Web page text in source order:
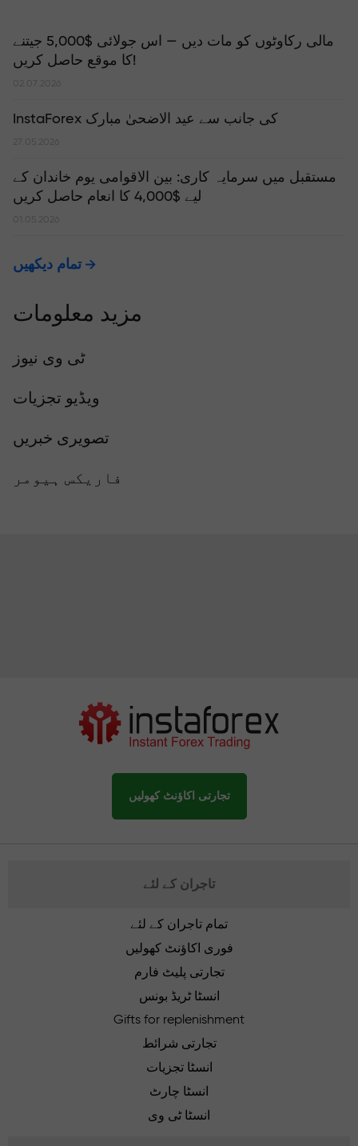
مالی رکاوٹوں کو مات دیں — اس جولائی $5,000 جیتنے
کا موقع حاصل کریں!
02.07.2026
InstaForex کی جانب سے عید الاضحیٰ مبارک
27.05.2026
مستقبل میں سرمایہ کاری: بین الاقوامی یوم خاندان کے
لیے $4,000 کا انعام حاصل کریں
01.05.2026
تمام دیکھیں
مزید معلومات
ٹی وی نیوز
ویڈیو تجزیات
تصویری خبریں
فاریکس ہیومر
تجارتی اکاؤنٹ کھولیں
تاجران کے لئے
تمام تاجران کے لئے
فوری اکاؤنٹ کھولیں
تجارتی پلیٹ فارم
انسٹا ٹریڈ بونس
Gifts for replenishment
تجارتی شرائط
انسٹا تجزیات
انسٹا چارٹ
انسٹا ٹی وی